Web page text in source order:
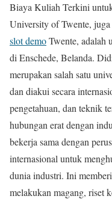
Biaya Kuliah Terkini
University of Twente,
slot demoTwente, adalah
di Enschede, Belanda.
merupakan salah satu
dan diakui secara
pengetahuan, dan teknik
hubungan erat dengan
bekerja sama dengan
internasional untuk
dunia industri. Ini
melakukan magang, riset